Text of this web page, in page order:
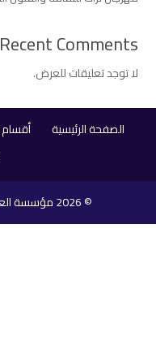
Recent Comments
لا توجد تعليقات للعرض.
الصفحة الرئيسية
© 2026 مؤسسة